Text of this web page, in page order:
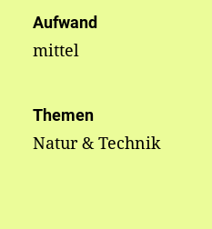
Aufwand
mittel
Themen
Natur & Technik